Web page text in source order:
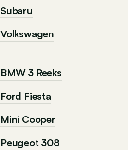
Subaru
Volkswagen
BMW 3 Reeks
Ford Fiesta
Mini Cooper
Peugeot 308